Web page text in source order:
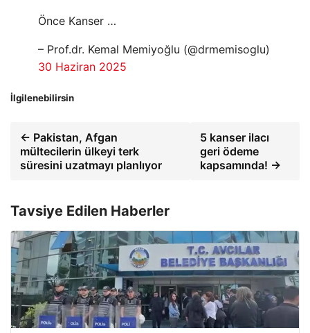
Önce Kanser …
– Prof.dr. Kemal Memiyoğlu (@drmemisoglu)
30 Haziran 2025
İlgilenebilirsin
← Pakistan, Afgan
mültecilerin ülkeyi terk
süresini uzatmayı planlıyor
5 kanser ilacı
geri ödeme
kapsamında! →
Tavsiye Edilen Haberler